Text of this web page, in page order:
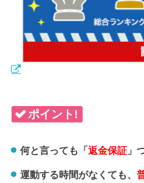
ポイント!
何と言っても「返金保証」
運動する時間がなくても、